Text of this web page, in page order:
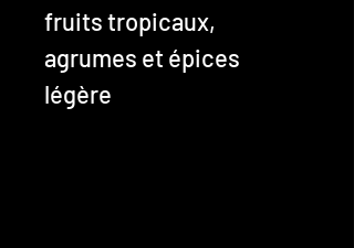
fruits tropicaux,
agrumes et épices
légère